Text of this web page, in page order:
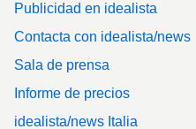
Publicidad en idealista
Contacta con idealista/news
Sala de prensa
Informe de precios
idealista/news Italia